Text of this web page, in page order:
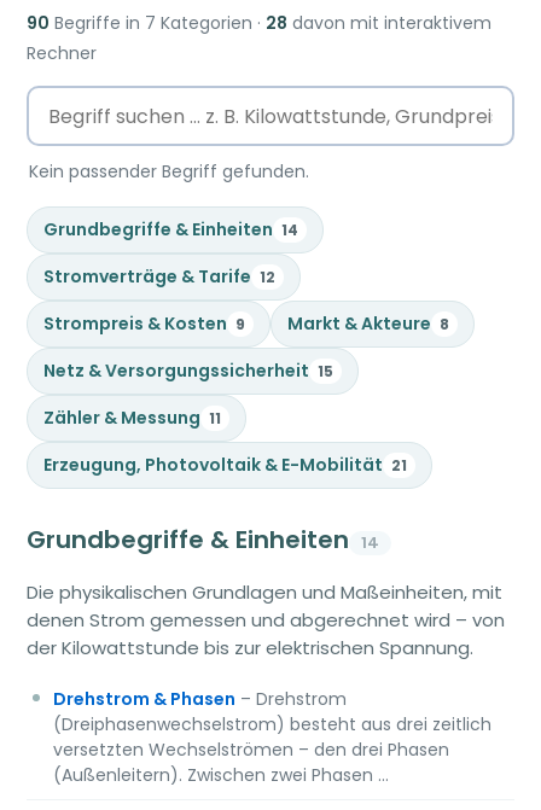
90 Begriffe in 7 Kategorien · 28 davon mit interaktivem
Rechner
Kein passender Begriff gefunden.
Grundbegriffe & Einheiten 14
Stromverträge & Tarife 12
Strompreis & Kosten 9 Markt & Akteure 8
Netz & Versorgungssicherheit 15
Zähler & Messung 11
Erzeugung, Photovoltaik & E-Mobilität 21
Grundbegriffe & Einheiten 14
Die physikalischen Grundlagen und Maßeinheiten, mit
denen Strom gemessen und abgerechnet wird – von
der Kilowattstunde bis zur elektrischen Spannung.
Drehstrom & Phasen – Drehstrom
(Dreiphasenwechselstrom) besteht aus drei zeitlich
versetzten Wechselströmen – den drei Phasen
(Außenleitern). Zwischen zwei Phasen …